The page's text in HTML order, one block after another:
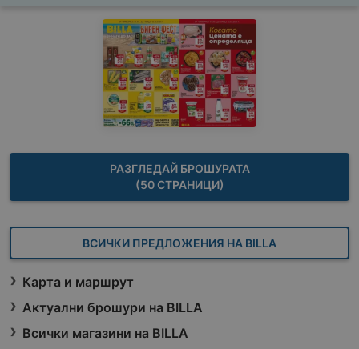
РАЗГЛЕДАЙ БРОШУРАТА
(50 СТРАНИЦИ)
ВСИЧКИ ПРЕДЛОЖЕНИЯ НА BILLA
Карта и маршрут
Актуални брошури на BILLA
Всички магазини на BILLA